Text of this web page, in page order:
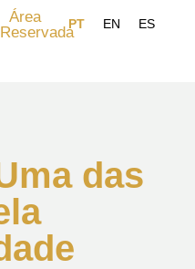
Área
Reservada
das